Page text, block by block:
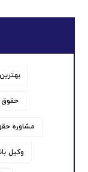
حقوق
مشاوره
وکیل